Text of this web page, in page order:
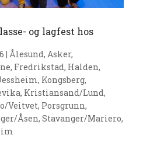
og lagfest hos
| Ålesund, Asker,
, Fredrikstad, Halden,
, Kongsberg,
, Kristiansand/Lund,
Veitvet, Porsgrunn,
Åsen, Stavanger/Mariero,